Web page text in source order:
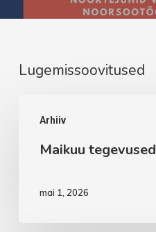
Lugemissoovitused
Arhiiv
tegevused
Maikuu tegevused
mai 1, 2026